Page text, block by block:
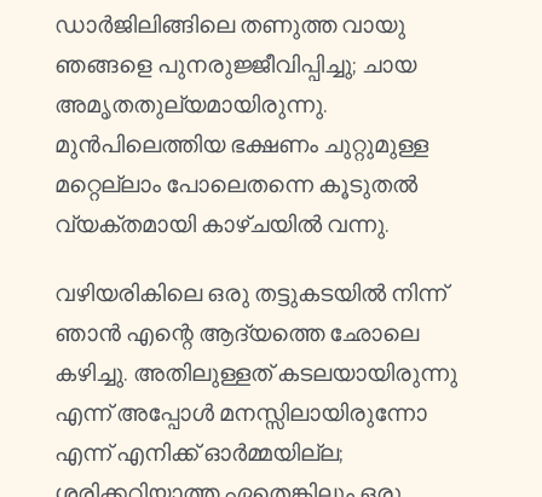
ഡാർജിലിങ്ങിലെ തണുത്ത വായു
ഞങ്ങളെ പുനരുജ്ജീവിപ്പിച്ചു; ചായ
അമൃതതുല്യമായിരുന്നു.
മുൻപിലെത്തിയ ഭക്ഷണം ചുറ്റുമുള്ള
മറ്റെല്ലാം പോലെതന്നെ കൂടുതൽ
വ്യക്തമായി കാഴ്ചയിൽ വന്നു.
വഴിയരികിലെ ഒരു തട്ടുകടയിൽ നിന്ന്
ഞാൻ എന്റെ ആദ്യത്തെ ഛോലെ
കഴിച്ചു. അതിലുള്ളത് കടലയായിരുന്നു
എന്ന് അപ്പോൾ മനസ്സിലായിരുന്നോ
എന്ന് എനിക്ക് ഓർമ്മയില്ല;